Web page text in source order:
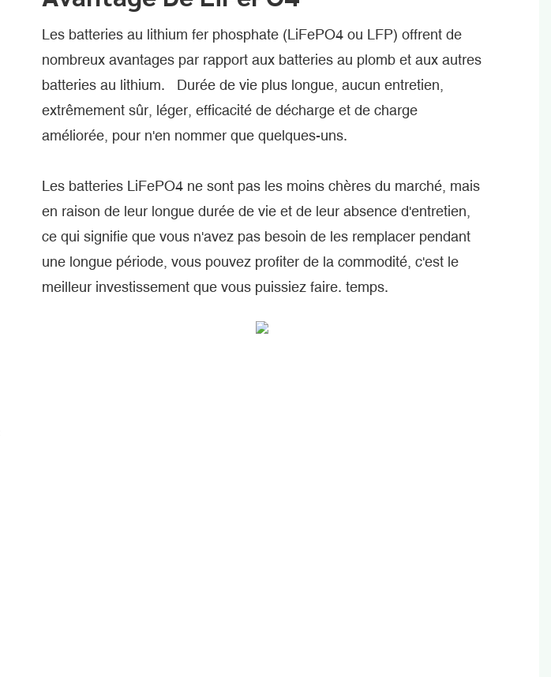
Les batteries au lithium fer phosphate (LiFePO4 ou LFP) offrent de
nombreux avantages par rapport aux batteries au plomb et aux autres
batteries au lithium. Durée de vie plus longue, aucun entretien,
extrêmement sûr, léger, efficacité de décharge et de charge
améliorée, pour n'en nommer que quelques-uns.
Les batteries LiFePO4 ne sont pas les moins chères du marché, mais
en raison de leur longue durée de vie et de leur absence d'entretien,
ce qui signifie que vous n'avez pas besoin de les remplacer pendant
une longue période, vous pouvez profiter de la commodité, c'est le
meilleur investissement que vous puissiez faire. temps.